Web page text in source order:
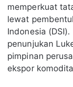
memperkuat
lewat
Indonesia
penunjukan
pimpinan
ekspor